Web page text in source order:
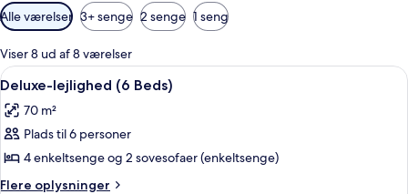
Tilgængelige
filtre
for
værelser
Alle værelser 3+ senge 2 senge 1 seng
Viser 8 ud af 8 værelser
Indlæs
alle
billeder
af
Deluxe-
lejlighed
En moderne stue med trægulv, en
4
Deluxe-lejlighed (6 Beds)
70 m²
Plads til 6 personer
4 enkeltsenge og 2 sovesofaer (enkeltsenge)
Flere oplysninger
Flere